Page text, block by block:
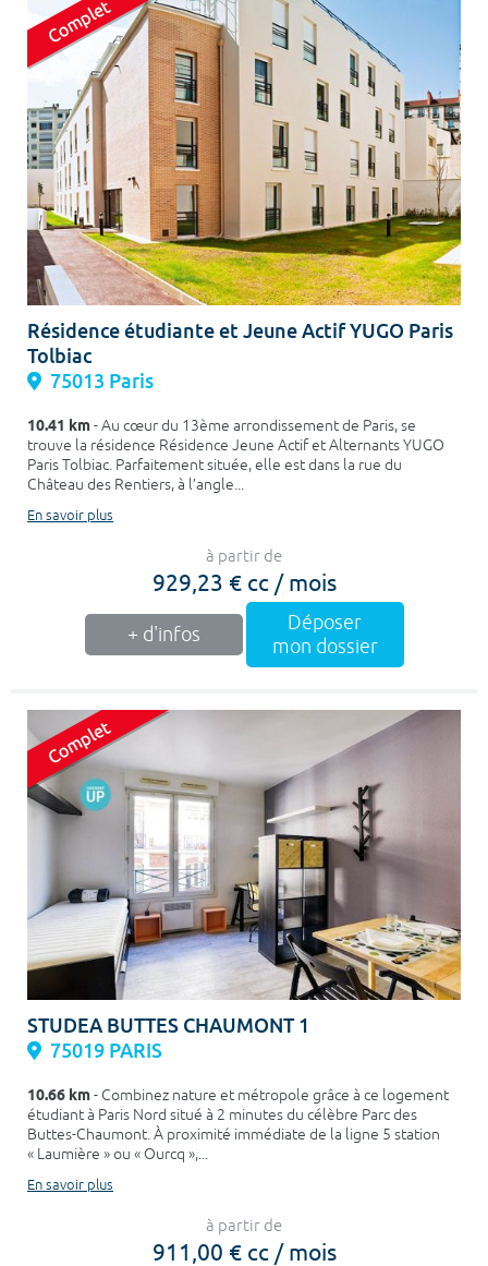
Résidence étudiante et Jeune Actif YUGO Paris
Tolbiac
75013 Paris
10.41 km- Au cœur du 13ème arrondissement de Paris, se
trouve la résidence Résidence Jeune Actif et Alternants YUGO
Paris Tolbiac. Parfaitement située, elle est dans la rue du
Château des Rentiers, à l’angle...
En savoir plus
à partir de
929,23 € cc / mois
+ d'infos
Déposer
mon dossier
STUDEA BUTTES CHAUMONT 1
75019 PARIS
10.66 km- Combinez nature et métropole grâce à ce logement
étudiant à Paris Nord situé à 2 minutes du célèbre Parc des
Buttes-Chaumont. À proximité immédiate de la ligne 5 station
« Laumière » ou « Ourcq »,...
En savoir plus
à partir de
911,00 € cc / mois